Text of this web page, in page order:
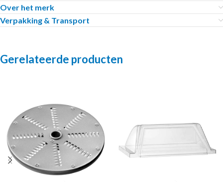
Over het merk
Verpakking & Transport
Gerelateerde producten